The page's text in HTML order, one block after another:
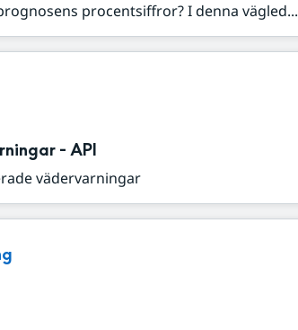
procentsiffror? I denna vägled...
- API
vädervarningar